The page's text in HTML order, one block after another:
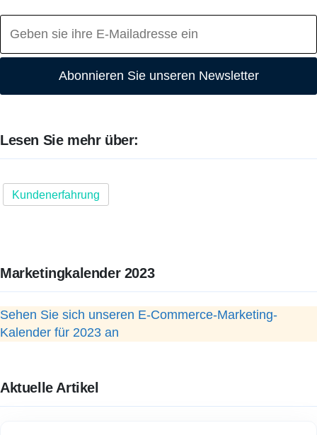
Abonnieren Sie unseren Newsletter
Lesen Sie mehr über:
Kundenerfahrung
Marketingkalender 2023
Sehen Sie sich unseren E-Commerce-Marketing-
Kalender für 2023 an
Aktuelle Artikel